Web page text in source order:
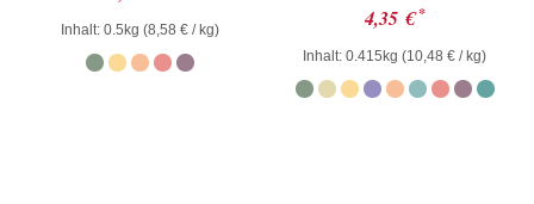
0
von
5
Inhalt: 0.5kg (8,58 €/ kg)
Bewertet
mit
0
von
5
4,35 € *
Inhalt: 0.415kg (10,48 € / kg)